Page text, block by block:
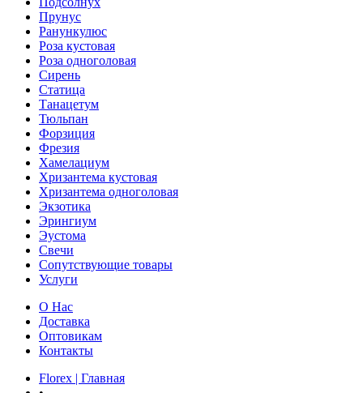
Прунус
Ранункулюс
Роза кустовая
Роза одноголовая
Сирень
Статица
Танацетум
Тюльпан
Форзиция
Фрезия
Хамелациум
Хризантема кустовая
Хризантема одноголовая
Экзотика
Эрингиум
Эустома
Свечи
Сопутствующие товары
Услуги
О Нас
Доставка
Оптовикам
Контакты
Florex | Главная